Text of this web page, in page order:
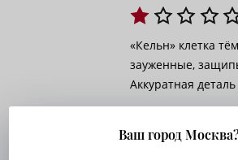
«Кельн» клетка
зауженные,
Аккуратная
Ваш город